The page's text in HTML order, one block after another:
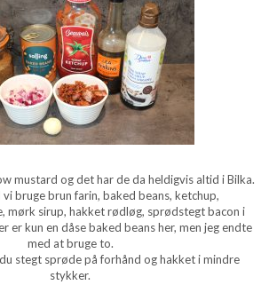
mustard og det har de da heldigvis altid i Bilka.
bruge brun farin, baked beans, ketchup,
mørk sirup, hakket rødløg, sprødstegt bacon i
er kun en dåse baked beans her, men jeg endte
med at bruge to.
stegt sprøde på forhånd og hakket i mindre
stykker.